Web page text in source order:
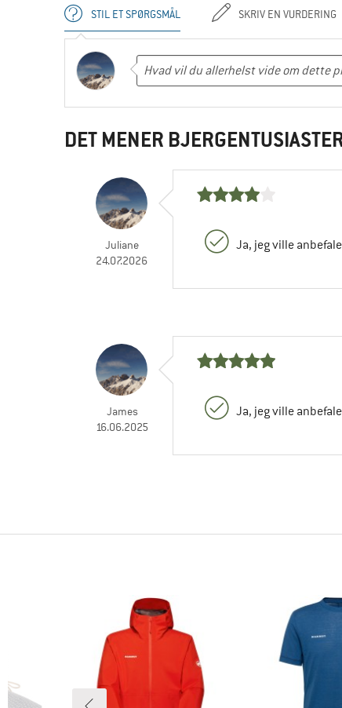
STIL ET SPØRGSMÅL SKRIV EN VURDERING
DET MENER
Juliane
24.07.2026
Ja, jeg ville
James
16.06.2025
Ja, jeg ville